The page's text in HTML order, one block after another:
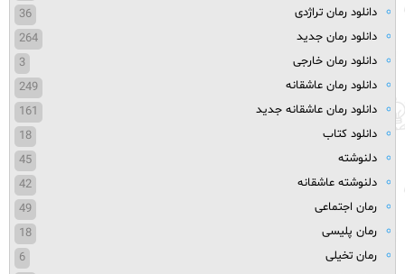
دانلود رمان تراژدی
36
دانلود رمان جدید
264
دانلود رمان خارجی
3
دانلود رمان عاشقانه
249
دانلود رمان عاشقانه جدید
161
دانلود کتاب
18
دلنوشته
45
دلنوشته عاشقانه
42
رمان اجتماعی
49
رمان پلیسی
18
رمان تخیلی
6